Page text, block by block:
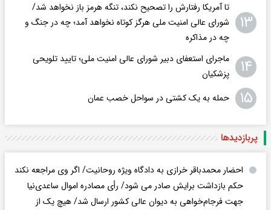
۱۳
تا آمریکا رفتارش را تصحیح نکند، تنگه هرمز باز نخواهد شد/
شورای عالی امنیت ملی هرگز کوتاه نخواهد آمد؛ چه در جنگ و
چه در مذاکره
۱۴
ماجرای استعفای دبیر شورای عالی امنیت ملی؛ تایید تلویحی
پزشکیان
۱۵ حمله به یک کشتی در سواحل خصب عمان
پربازدید‌ها
احضار محمدباقر خرازی به دادگاه ویژه روحانیت/ اگر وی مراجعه نکند
حکم بازداشت برایش صادر می شود/ رأی مصادره اموال ساعدی‌نیا
جهت فرجام‌خواهی به دیوان عالی کشور ارسال شد/ هیچ یک از